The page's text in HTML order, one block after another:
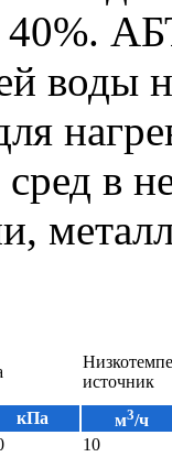
40%.
воды
в
источник
кПа м3/ч
10